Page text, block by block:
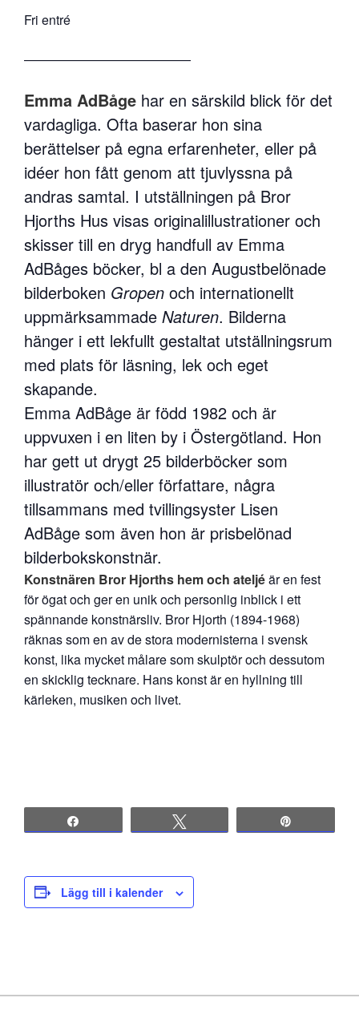
Fri entré
—————————————
Emma AdBåge har en särskild blick för det
vardagliga. Ofta baserar hon sina
berättelser på egna erfarenheter, eller på
idéer hon fått genom att tjuvlyssna på
andras samtal. I utställningen på Bror
Hjorths Hus visas originalillustrationer och
skisser till en dryg handfull av Emma
AdBåges böcker, bl a den Augustbelönade
bilderboken Gropen och internationellt
uppmärksammade Naturen. Bilderna
hänger i ett lekfullt gestaltat utställningsrum
med plats för läsning, lek och eget
skapande.
Emma AdBåge är född 1982 och är
uppvuxen i en liten by i Östergötland. Hon
har gett ut drygt 25 bilderböcker som
illustratör och/eller författare, några
tillsammans med tvillingsyster Lisen
AdBåge som även hon är prisbelönad
bilderbokskonstnär.
Konstnären Bror Hjorths hem och ateljéär en fest
för ögat och ger en unik och personlig inblick i ett
spännande konstnärsliv. Bror Hjorth (1894-1968)
räknas som en av de stora modernisterna i svensk
konst, lika mycket målare som skulptör och dessutom
en skicklig tecknare. Hans konst är en hyllning till
kärleken, musiken och livet.
Lägg till i kalender